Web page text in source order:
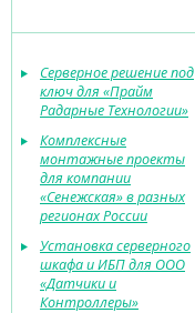
Серверное решение под
ключ для «Прайм
Радарные Технологии»
Комплексные
монтажные проекты
для компании
«Сенежская» в разных
регионах России
Установка серверного
шкафа и ИБП для ООО
«Датчики и
Контроллеры»